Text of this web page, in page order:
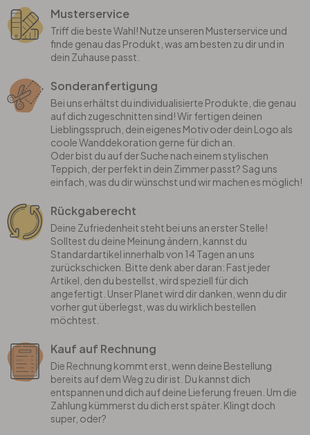
Musterservice
Triff die beste Wahl! Nutze unseren Musterservice und
finde genau das Produkt, was am besten zu dir und in
dein Zuhause passt.
Sonderanfertigung
Bei uns erhältst du individualisierte Produkte, die genau
auf dich zugeschnitten sind! Wir fertigen deinen
Lieblingsspruch, dein eigenes Motiv oder dein Logo als
coole Wanddekoration gerne für dich an.
Oder bist du auf der Suche nach einem stylischen
Teppich, der perfekt in dein Zimmer passt? Sag uns
einfach, was du dir wünschst und wir machen es möglich!
Rückgaberecht
Deine Zufriedenheit steht bei uns an erster Stelle!
Solltest du deine Meinung ändern, kannst du
Standardartikel innerhalb von 14 Tagen an uns
zurückschicken. Bitte denk aber daran: Fast jeder
Artikel, den du bestellst, wird speziell für dich
angefertigt. Unser Planet wird dir danken, wenn du dir
vorher gut überlegst, was du wirklich bestellen
möchtest.
Kauf auf Rechnung
Die Rechnung kommt erst, wenn deine Bestellung
bereits auf dem Weg zu dir ist. Du kannst dich
entspannen und dich auf deine Lieferung freuen. Um die
Zahlung kümmerst du dich erst später. Klingt doch
super, oder?